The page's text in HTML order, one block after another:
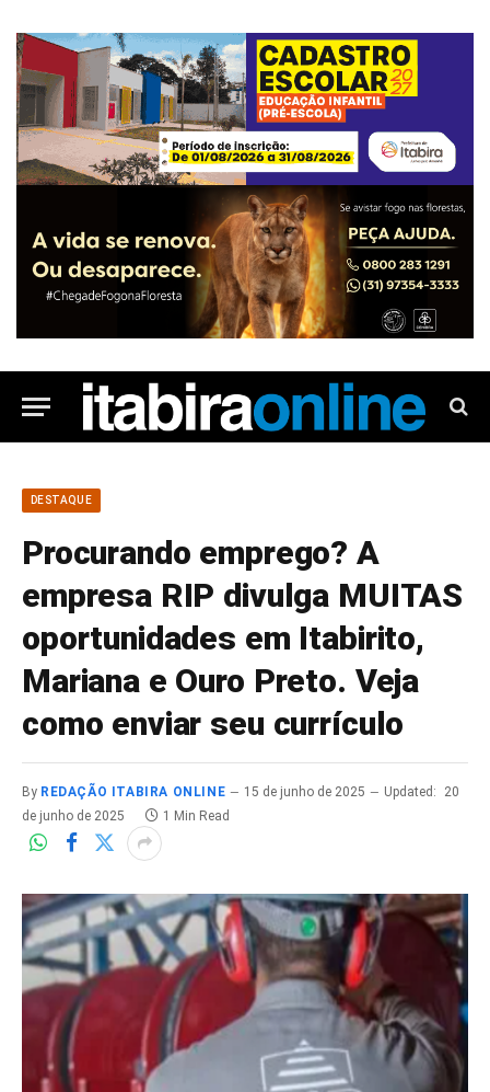
DESTAQUE
Procurando emprego? A
empresa RIP divulga MUITAS
oportunidades em Itabirito,
Mariana e Ouro Preto. Veja
como enviar seu currículo
By REDAÇÃO ITABIRA ONLINE 15 de junho de 2025 Updated:
20
de junho de 2025
1 Min Read